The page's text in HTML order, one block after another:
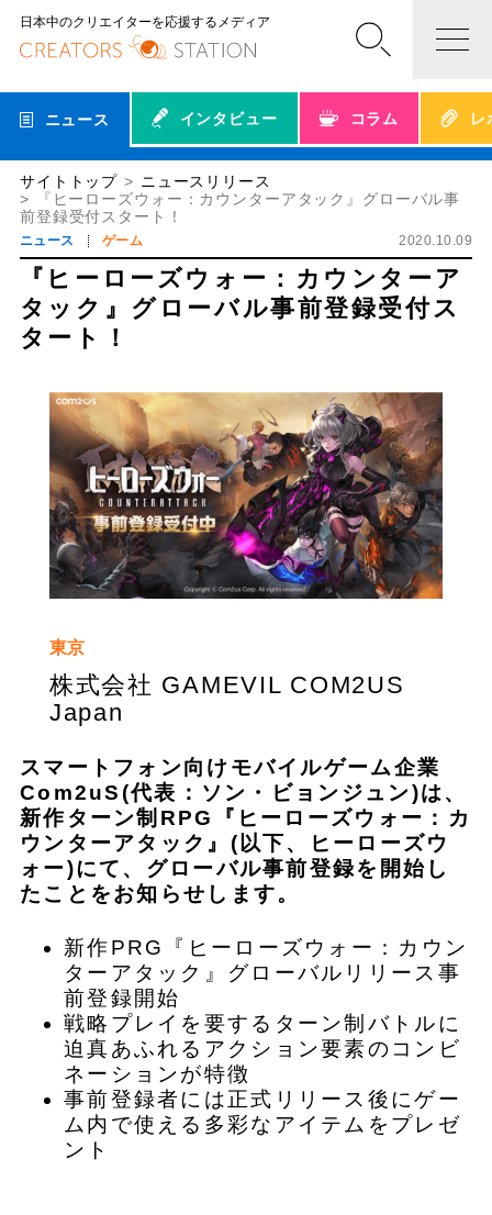
日本中のクリエイターを応援するメディア
ニュース インタビュー コラム レ
サイトトップ
ニュースリリース
『ヒーローズウォー：カウンターアタック』グローバル事
前登録受付スタート！
ニュース ゲーム 2020.10.09
『ヒーローズウォー：カウンターア
タック』グローバル事前登録受付ス
タート！
東京
株式会社 GAMEVIL COM2US
Japan
スマートフォン向けモバイルゲーム企業
Com2uS(代表：ソン・ビョンジュン)は、
新作ターン制RPG『ヒーローズウォー：カ
ウンターアタック』(以下、ヒーローズウ
ォー)にて、グローバル事前登録を開始し
たことをお知らせします。
新作PRG『ヒーローズウォー：カウン
ターアタック』グローバルリリース事
前登録開始
戦略プレイを要するターン制バトルに
迫真あふれるアクション要素のコンビ
ネーションが特徴
事前登録者には正式リリース後にゲー
ム内で使える多彩なアイテムをプレゼ
ント